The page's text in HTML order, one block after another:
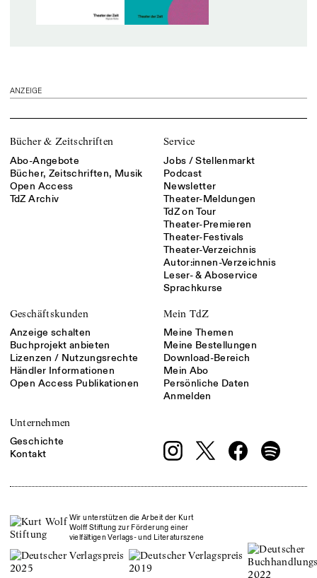
ANZEIGE
Bücher & Zeitschriften
Abo-Angebote
Bücher, Zeitschriften, Musik
Open Access
TdZ Archiv
Service
Jobs / Stellenmarkt
Podcast
Newsletter
Theater-Meldungen
TdZ on Tour
Theater-Premieren
Theater-Festivals
Theater-Verzeichnis
Autor:innen-Verzeichnis
Leser- & Aboservice
Sprachkurse
Geschäftskunden
Anzeige schalten
Buchprojekt anbieten
Lizenzen / Nutzungsrechte
Händler Informationen
Open Access Publikationen
Mein TdZ
Meine Themen
Meine Bestellungen
Download-Bereich
Mein Abo
Persönliche Daten
Anmelden
Unternehmen
Geschichte
Kontakt
Wir unterstützen die Arbeit der Kurt
Wolff Stiftung zur Förderung einer
vielfältigen Verlags- und Literaturszene